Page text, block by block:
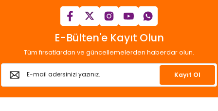
E-Bülten'e Kayıt Olun
Tüm fırsatlardan ve güncellemelerden haberdar olun.
Kayıt Ol